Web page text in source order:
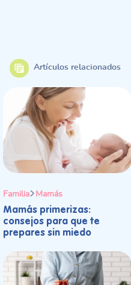
Artículos relacionados
Familia Mamás
Mamás primerizas:
consejos para que te
prepares sin miedo